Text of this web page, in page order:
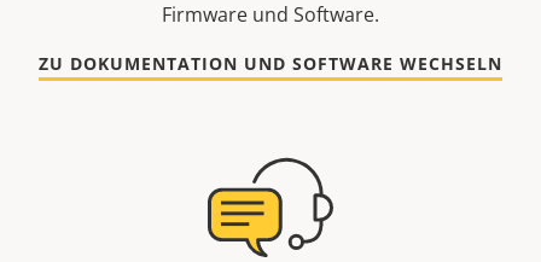
Firmware und Software.
ZU DOKUMENTATION UND SOFTWARE WECHSELN